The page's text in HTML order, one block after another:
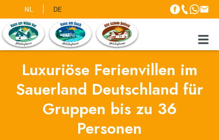
NL DE
Luxuriöse Ferienvillen im
Sauerland Deutschland für
Gruppen bis zu 36
Personen